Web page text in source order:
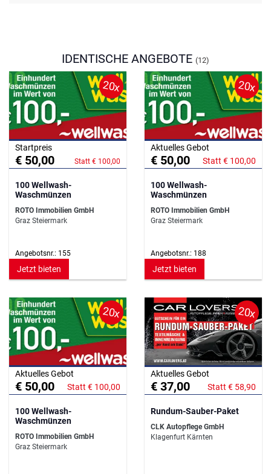
IDENTISCHE ANGEBOTE (12)
20x
Startpreis
€ 50,00 Statt € 100,00
100 Wellwash-
Waschmünzen
ROTO Immobilien GmbH
Graz Steiermark
Angebotsnr.: 155
Jetzt bieten
20x
Aktuelles Gebot
€ 50,00 Statt € 100,00
100 Wellwash-
Waschmünzen
ROTO Immobilien GmbH
Graz Steiermark
Angebotsnr.: 188
Jetzt bieten
20x
Aktuelles Gebot
€ 50,00 Statt € 100,00
100 Wellwash-
Waschmünzen
ROTO Immobilien GmbH
Graz Steiermark
20x
Aktuelles Gebot
€ 37,00 Statt € 58,90
Rundum-Sauber-Paket
CLK Autopflege GmbH
Klagenfurt Kärnten